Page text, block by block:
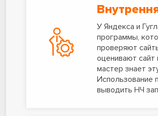
У Яндекса и
программы,
проверяют
оценивают
мастер знает
Использование
выводить НЧ